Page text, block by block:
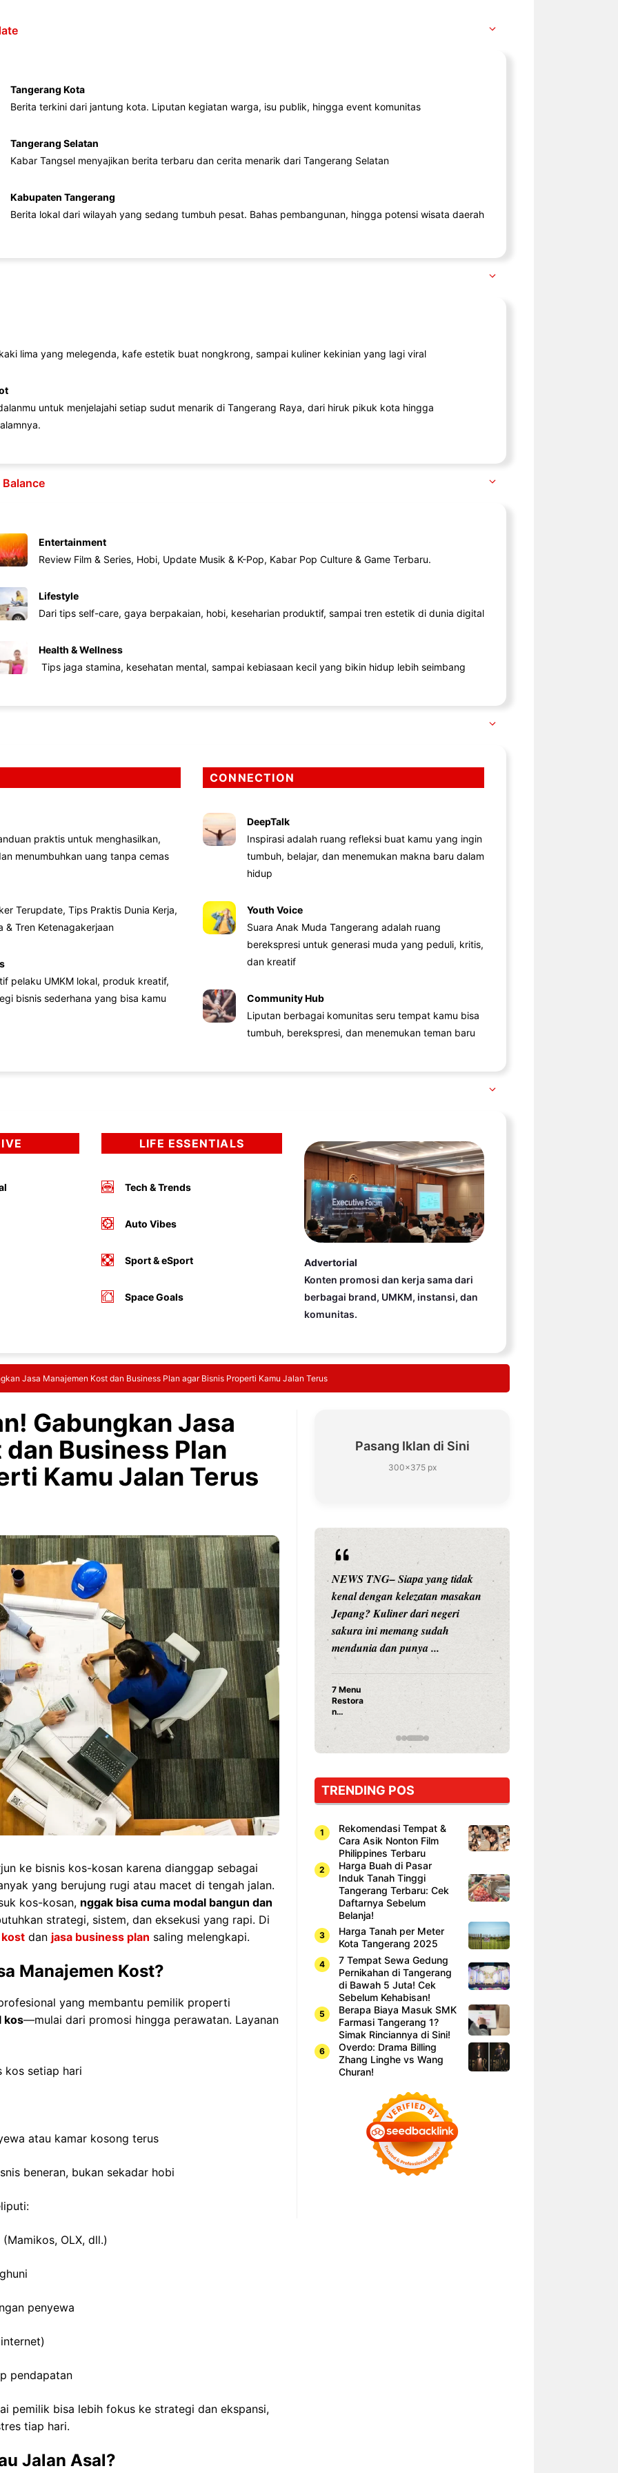
Tangerang Kota
Berita terkini dari jantung kota. Liputan kegiatan warga, isu publik, hingga event komunitas
Tangerang Selatan
Kabar Tangsel menyajikan berita terbaru dan cerita menarik dari Tangerang Selatan
Kabupaten Tangerang
Berita lokal dari wilayah yang sedang tumbuh pesat. Bahas pembangunan, hingga potensi wisata daerah
lima yang melegenda, kafe estetik buat nongkrong, sampai kuliner kekinian yang lagi viral
untuk menjelajahi setiap sudut menarik di Tangerang Raya, dari hiruk pikuk kota hingga
Balance
Entertainment
Review Film & Series, Hobi, Update Musik & K-Pop, Kabar Pop Culture & Game Terbaru.
Lifestyle
Dari tips self-care, gaya berpakaian, hobi, keseharian produktif, sampai tren estetik di dunia digital
Health & Wellness
Tips jaga stamina, kesehatan mental, sampai kebiasaan kecil yang bikin hidup lebih seimbang
praktis untuk menghasilkan,
menumbuhkan uang tanpa cemas
Terupdate, Tips Praktis Dunia Kerja,
& Tren Ketenagakerjaan
pelaku UMKM lokal, produk kreatif,
bisnis sederhana yang bisa kamu
CONNECTION
DeepTalk
Inspirasi adalah ruang refleksi buat kamu yang ingin
tumbuh, belajar, dan menemukan makna baru dalam
hidup
Youth Voice
Suara Anak Muda Tangerang adalah ruang
berekspresi untuk generasi muda yang peduli, kritis,
dan kreatif
Community Hub
Liputan berbagai komunitas seru tempat kamu bisa
tumbuh, berekspresi, dan menemukan teman baru
LIFE ESSENTIALS
Tech & Trends
Auto Vibes
Sport & eSport
Space Goals
Advertorial
Konten promosi dan kerja sama dari
berbagai brand, UMKM, instansi, dan
komunitas.
Jasa Manajemen Kost dan Business Plan agar Bisnis Properti Kamu Jalan Terus
Gabungkan Jasa
Business Plan
Kamu Jalan Terus
ke bisnis kos-kosan karena dianggap sebagai
yang berujung rugi atau macet di tengah jalan.
kos-kosan, nggak bisa cuma modal bangun dan
strategi, sistem, dan eksekusi yang rapi. Di
kost dan jasa business plan saling melengkapi.
Manajemen Kost?
yang membantu pemilik properti
kos—mulai dari promosi hingga perawatan. Layanan
kos setiap hari
atau kamar kosong terus
beneran, bukan sekadar hobi
OLX, dll.)
penyewa
pendapatan
pemilik bisa lebih fokus ke strategi dan ekspansi,
tiap hari.
Jalan Asal?
Pasang Iklan di Sini
300×375 px
NEWS TNG– Pernah gak sih
kamu mulai ngerjain sesuatu cuma
buat iseng-iseng, eh ternyata malah
jadi peluang bisnis yang
menguntungkan? ...
Dari Iseng Jadi Cuan: Kisah
TUM_ATUL yang Ubah
Hampers Jadi Bisnis Kece
NEWS TNG– Siapa yang tidak
kenal dengan kelezatan masakan
Jepang? Kuliner dari negeri
sakura ini memang sudah
mendunia dan punya ...
7 Menu
Restora
n
Jepang
yang
Wajib
Dicoba,
Bukan
Cuma
Sushi!
NEWS TNG– Siapa sangka, dua
nama besar di dunia hiburan,
Nunung Srimulat dan Vicky
Prasetyo Buka Restoran
TRENDING POS
Rekomendasi Tempat &
Cara Asik Nonton Film
Philippines Terbaru
Harga Buah di Pasar
Induk Tanah Tinggi
Tangerang Terbaru: Cek
Daftarnya Sebelum
Belanja!
Harga Tanah per Meter
Kota Tangerang 2025
7 Tempat Sewa Gedung
Pernikahan di Tangerang
di Bawah 5 Juta! Cek
Sebelum Kehabisan!
Berapa Biaya Masuk SMK
Farmasi Tangerang 1?
Simak Rinciannya di Sini!
Overdo: Drama Billing
Zhang Linghe vs Wang
Churan!